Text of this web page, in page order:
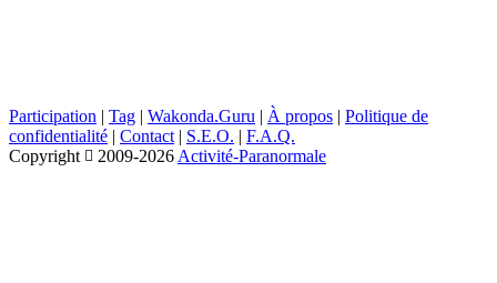
Participation | Tag | Wakonda.Guru | À propos | Politique de
confidentialité | Contact | S.E.O. | F.A.Q.
Copyright
2009-2026 Activité-Paranormale